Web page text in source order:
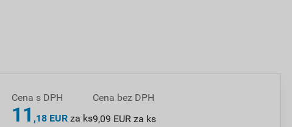
Cena s DPH
11 ,18 EUR za ks
Cena bez DPH
9,09 EUR za ks